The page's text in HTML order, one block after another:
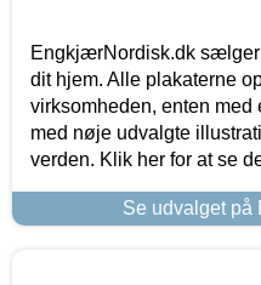
EngkjærNordisk.dk sælger
dit hjem. Alle plakaterne
virksomheden, enten
med nøje udvalgte
verden. Klik her for at se
Se udvalget